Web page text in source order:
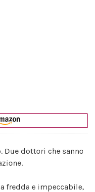
Due dottori che sanno
fredda e impeccabile,